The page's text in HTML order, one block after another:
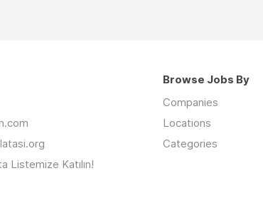
Listemize Katılın!
Browse Jobs By
Companies
Locations
Categories